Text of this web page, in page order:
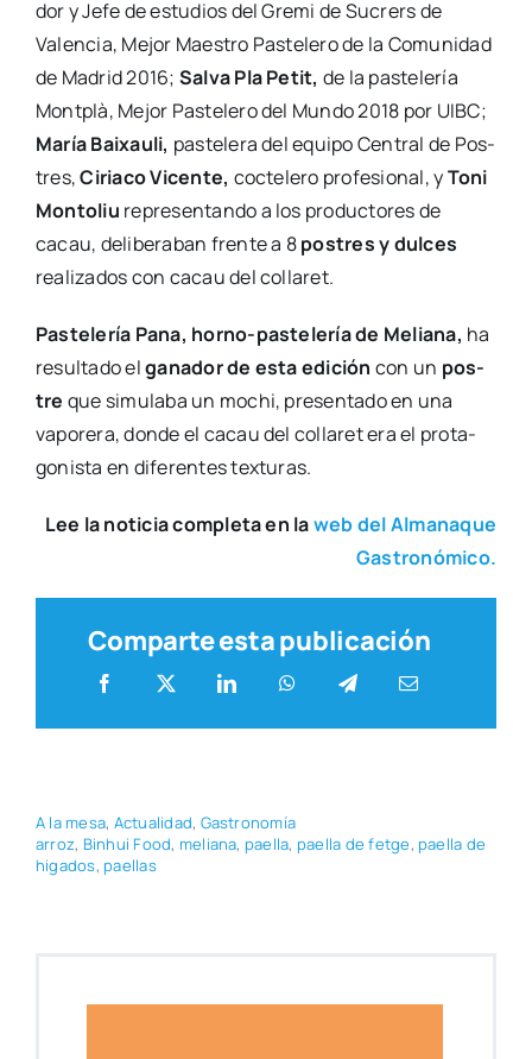
dor y Jefe de estu­dios del Gre­mi de Sucrers de
Valen­cia, Mejor Maes­tro Pas­te­le­ro de la Comu­ni­dad
de Madrid 2016; Sal­va Pla Petit, de la pas­te­le­ría
Mont­plà, Mejor Pas­te­le­ro del Mun­do 2018 por UIBC;
María Bai­xau­li, pas­te­le­ra del equi­po Cen­tral de Pos­
tres,Ciria­co Vicen­te, coc­te­le­ro pro­fe­sio­nal, yToni
Mon­to­liu repre­sen­tan­do a los pro­duc­to­res de
cacau, deli­be­ra­ban fren­te a 8pos­tres y dul­ces
rea­li­za­dos con cacau del colla­ret.
Pas­te­le­ría Pana, horno-pas­­te­­le­­ría de Melia­na, ha
resul­ta­do elgana­dor de esta edi­ción con un pos­
tre que simu­la­ba un mochi, pre­sen­ta­do en una
vapo­re­ra, don­de el cacau del colla­ret era el pro­ta­
go­nis­ta en dife­ren­tes tex­tu­ras.
Lee la noti­cia com­ple­ta en laweb del Alma­na­que
Gas­tro­nó­mi­co.
Comparte esta publicación
A la mesa, Actua­li­dad, Gas­tro­no­mía
arroz, Binhui Food, melia­na, pae­lla, pae­lla de fet­ge, pae­lla de
higa­dos, pae­llas